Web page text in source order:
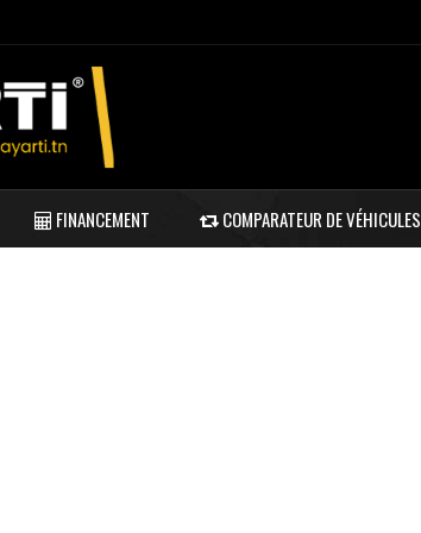
FINANCEMENT COMPARATEUR DE VÉHICULES